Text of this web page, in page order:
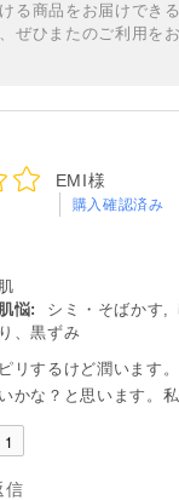
る商品をお届けでき
ぜひまたのご利用を
EMI様
購入確認済み
悩:
シミ・そばかす,
、黒ずみ
リするけど潤います
かな？と思います。私
1
信